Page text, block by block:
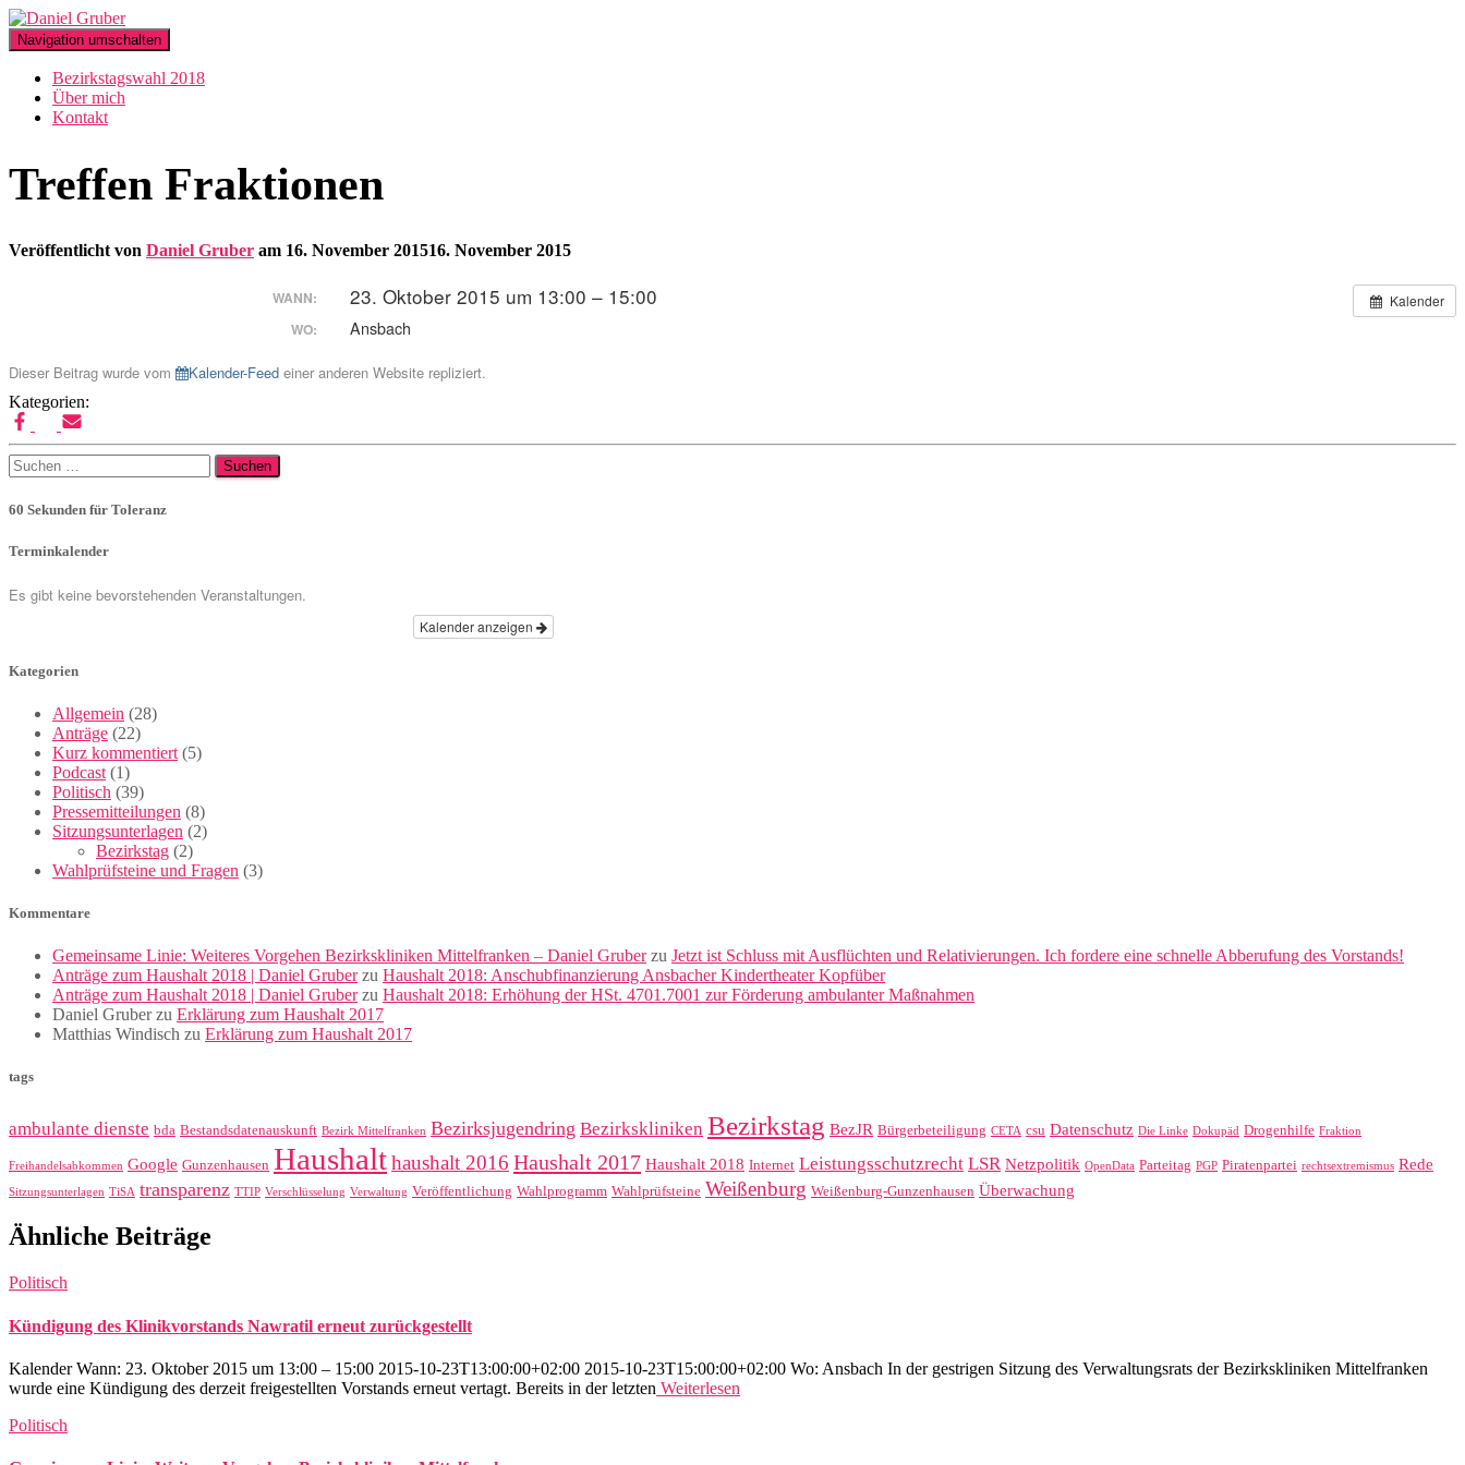
Navigation umschalten
Bezirkstagswahl 2018
Über mich
Kontakt
Treffen Fraktionen
Veröffentlicht von Daniel Gruber am 16. November 201516. November 2015
Kalender
WANN: 23. Oktober 2015 um 13:00 – 15:00
WO: Ansbach
Dieser Beitrag wurde vom Kalender-Feed einer anderen Website repliziert.
Kategorien:
Suchen
nach:
60 Sekunden für Toleranz
Terminkalender
Es gibt keine bevorstehenden Veranstaltungen.
Kalender anzeigen
Kategorien
Allgemein (28)
Anträge (22)
Kurz kommentiert (5)
Podcast (1)
Politisch (39)
Pressemitteilungen (8)
Sitzungsunterlagen (2)
Bezirkstag (2)
Wahlprüfsteine und Fragen (3)
Kommentare
Gemeinsame Linie: Weiteres Vorgehen Bezirkskliniken Mittelfranken – Daniel Gruberzu Jetzt ist Schluss mit Ausflüchten und Relativierungen. Ich fordere eine schnelle Abberufung des Vorstands!
Anträge zum Haushalt 2018 | Daniel Gruberzu Haushalt 2018: Anschubfinanzierung Ansbacher Kindertheater Kopfüber
Anträge zum Haushalt 2018 | Daniel Gruberzu Haushalt 2018: Erhöhung der HSt. 4701.7001 zur Förderung ambulanter Maßnahmen
Daniel Gruberzu Erklärung zum Haushalt 2017
Matthias Windisch zu Erklärung zum Haushalt 2017
tags
ambulante dienste bda Bestandsdatenauskunft Bezirk Mittelfranken Bezirksjugendring Bezirkskliniken Bezirkstag BezJR Bürgerbeteiligung CETA csu Datenschutz Die Linke Dokupäd Drogenhilfe Fraktion
Freihandelsabkommen Google Gunzenhausen Haushalthaushalt 2016 Haushalt 2017 Haushalt 2018 Internet Leistungsschutzrecht LSR Netzpolitik OpenData Parteitag PGP Piratenpartei rechtsextremismus Rede
Sitzungsunterlagen TiSA transparenz TTIP Verschlüsselung Verwaltung Veröffentlichung Wahlprogramm Wahlprüfsteine Weißenburg Weißenburg-Gunzenhausen Überwachung
Ähnliche Beiträge
Politisch
Kündigung des Klinikvorstands Nawratil erneut zurückgestellt
Kalender Wann: 23. Oktober 2015 um 13:00 – 15:00 2015-10-23T13:00:00+02:00 2015-10-23T15:00:00+02:00 Wo: Ansbach In der gestrigen Sitzung des Verwaltungsrats der Bezirkskliniken Mittelfranken
wurde eine Kündigung des derzeit freigestellten Vorstands erneut vertagt. Bereits in der letzten Weiterlesen
Politisch